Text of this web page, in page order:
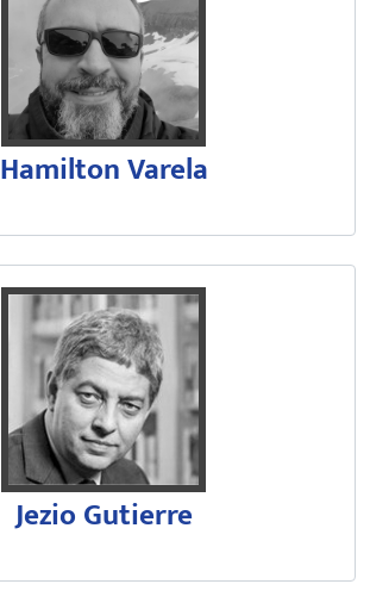
Hamilton Varela
Jezio Gutierre
Graduado em Economia pela
De 2001 a 2015 exerceu a